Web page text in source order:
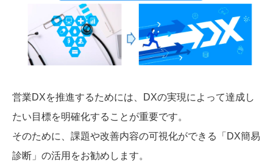
営業DXを推進するためには、DXの実現によって達成し
たい目標を明確化することが重要です。
そのために、課題や改善内容の可視化ができる「DX簡易
診断」の活用をお勧めします。